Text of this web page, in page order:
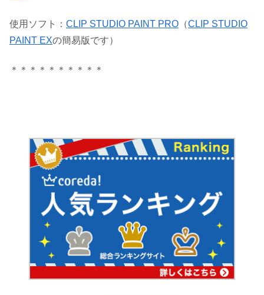
使用ソフト： CLIP STUDIO PAINT PRO （CLIP STUDIO
PAINT EXの簡易版です）
＊＊＊＊＊＊＊＊＊＊